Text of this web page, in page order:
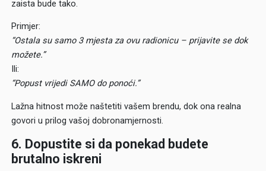
zaista bude tako.
Primjer:
“Ostala su samo 3 mjesta za ovu radionicu – prijavite se dok
možete.”
Ili:
“Popust vrijedi SAMO do ponoći.”
Lažna hitnost može naštetiti vašem brendu, dok ona realna
govori u prilog vašoj dobronamjernosti.
6. Dopustite si da ponekad budete
brutalno iskreni